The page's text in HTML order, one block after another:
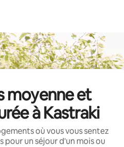
moyenne et
à Kastraki
où vous vous sentez
pour un séjour d'un mois ou